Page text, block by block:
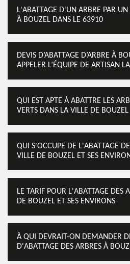
L'ABATTAGE D'UN ARBRE PAR
À BOUZEL DANS LE 63910
DEVIS D’ABATTAGE D’ARBRE À
APPELER L’ÉQUIPE DE ARTISAN
QUI EST APTE À ABATTRE LES
VERTS DANS LA VILLE DE
QUI S'OCCUPE DE L'ABATTAGE
VILLE DE BOUZEL ET SES
LE TARIF POUR L'ABATTAGE DES
DE BOUZEL ET SES ENVIRONS
À QUI DEVRAIT-ON DEMANDER
D'ABATTAGE DES ARBRES À